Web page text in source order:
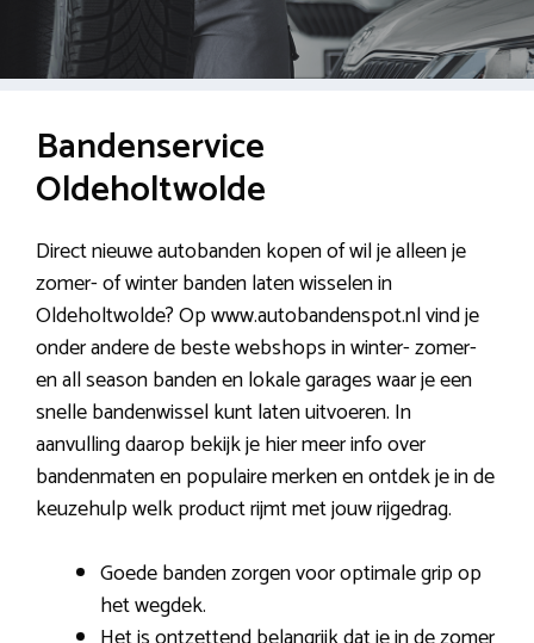
Bandenservice
Oldeholtwolde
Direct nieuwe autobanden kopen of wil je alleen je
zomer- of winter banden laten wisselen in
Oldeholtwolde? Op www.autobandenspot.nl vind je
onder andere de beste webshops in winter- zomer-
en all season banden en lokale garages waar je een
snelle bandenwissel kunt laten uitvoeren. In
aanvulling daarop bekijk je hier meer info over
bandenmaten en populaire merken en ontdek je in de
keuzehulp welk product rijmt met jouw rijgedrag.
Goede banden zorgen voor optimale grip op
het wegdek.